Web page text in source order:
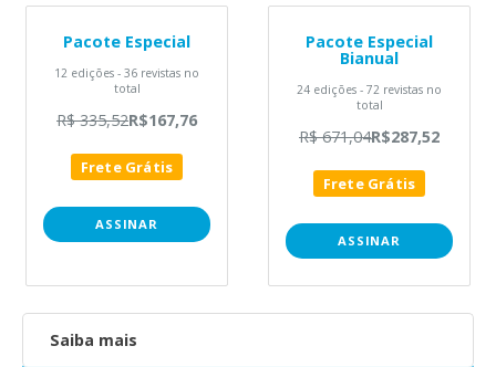
Pacote Especial
12 edições - 36 revistas no
total
R$ 335,52R$167,76
Frete Grátis
ASSINAR
Pacote Especial
Bianual
24 edições - 72 revistas no
total
R$ 671,04R$287,52
Frete Grátis
ASSINAR
Saiba mais